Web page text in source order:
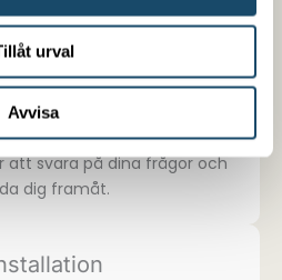
urval
Avvisa
Frågor?
hela processen finns våra
att svara på dina frågor och
dig framåt.